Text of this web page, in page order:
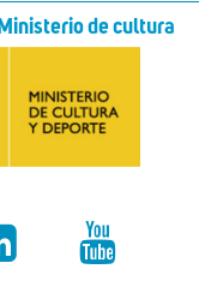
de cultura